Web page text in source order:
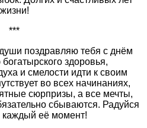
жизни!
***
поздравляю тебя с днём
здоровья,
и смелости идти к своим
во всех начинаниях,
сюрпризы, а все мечты,
сбываются. Радуйся
каждый её момент!